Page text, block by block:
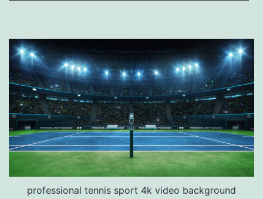
professional tennis sport 4k video background